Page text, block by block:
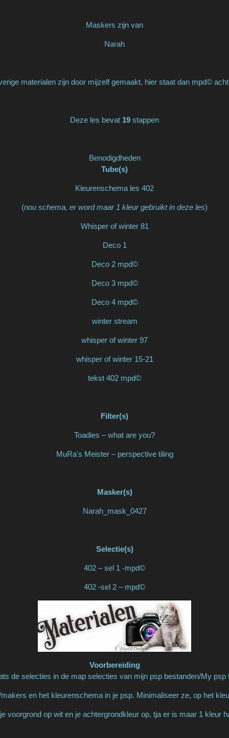
Maskers zijn van
Narah
materialen zijn door mijzelf gemaakt, hier staat dan mpd©
Deze les bevat 19 stappen
Benodigdheden
Tube(s)
Kleurenschema les 402
(nou schema, er word maar 1 kleur gebruikt in deze les)
Whisper of winter 81
Deco 1
Deco 2 mpd©
Deco 3 mpd©
Deco 4 mpd©
winter stream
whisper of winter 97
whisper of winter 15-21
tekst 402 mpd©
Filter(s)
Toadies – what are you?
MuRa's Meister – perspective tiling
Masker(s)
Narah_mask_0427
Selectie(s)
402 – sel 1 -mpd©
402 -sel 2 – mpd©
Voorbereiding
de selecties in de map selecties van mijn psp bestanden/My psp
en het kleurenschema in je psp. Minimaliseer ze, op het
voorgrond op wit en je achtergrondkleur op, tja er is maar 1 kleur